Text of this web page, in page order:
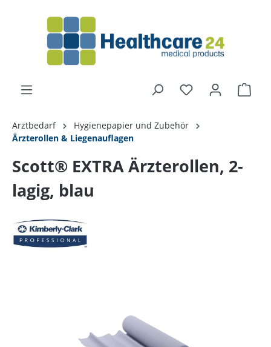
Arztbedarf
Hygienepapier und Zubehör
Ärzterollen & Liegenauflagen
Scott® EXTRA Ärzterollen, 2-
lagig, blau